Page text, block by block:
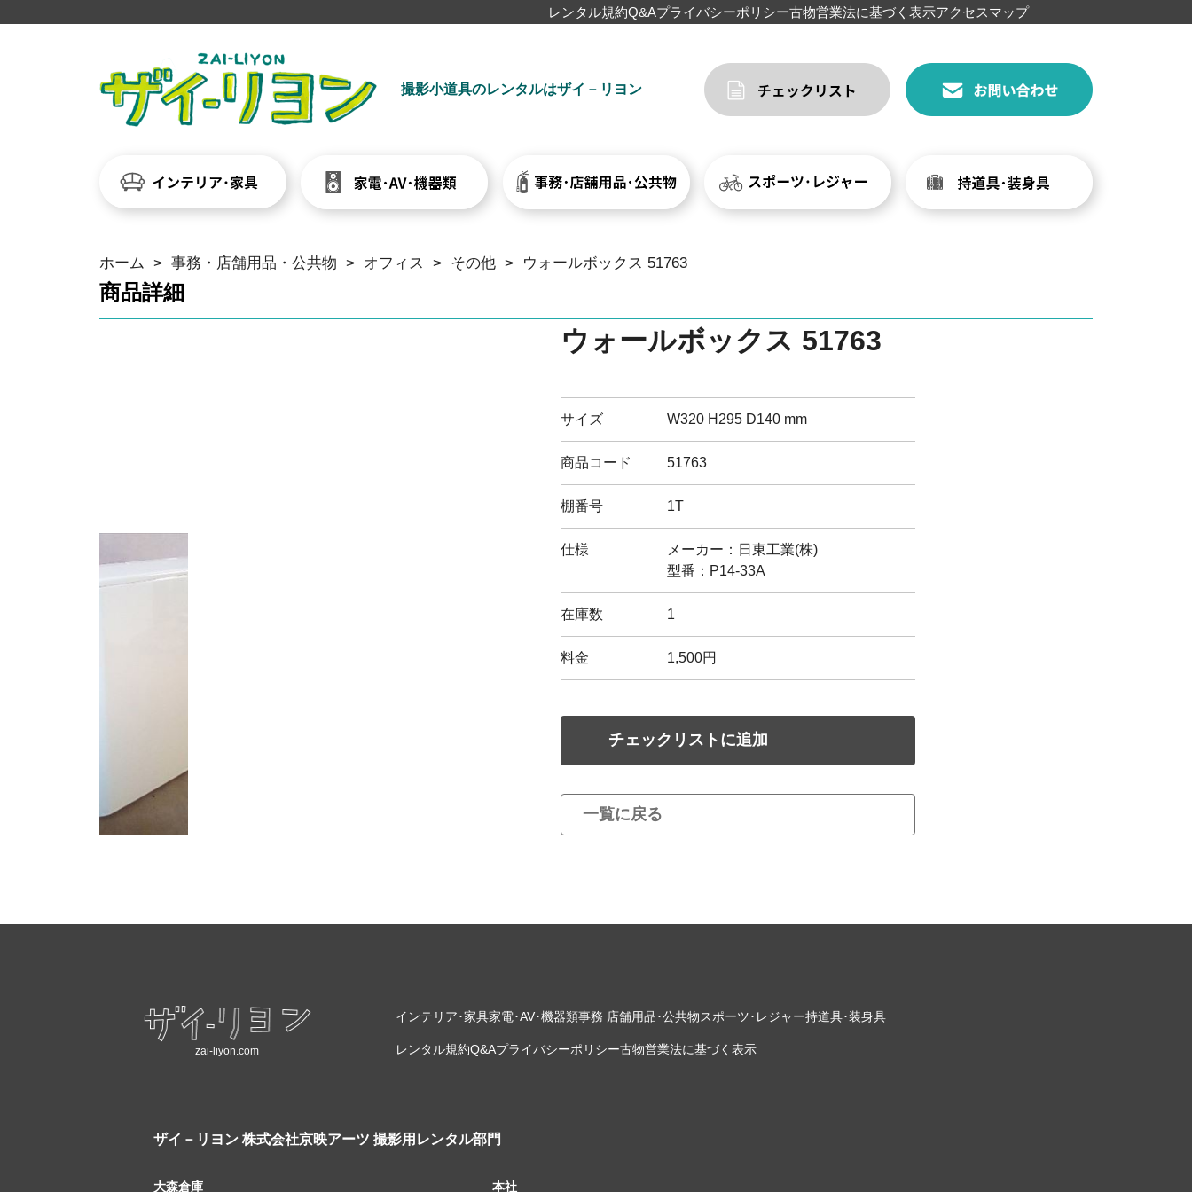
レンタル規約Q&Aプライバシーポリシー古物営業法に基づく表示アクセスマップ
撮影小道具のレンタルはザイ－リヨン
ホーム > 事務・店舗用品・公共物 > オフィス > その他 > ウォールボックス 51763
商品詳細
ウォールボックス 51763
サイズ W320 H295 D140 mm
商品コード 51763
棚番号 1T
仕様
メーカー：日東工業(株)
型番：P14-33A
在庫数 1
料金 1,500円
チェックリストに追加
一覧に戻る
zai-liyon.com
インテリア･家具家電･AV･機器類事務 店舗用品･公共物スポーツ･レジャー持道具･装身具
レンタル規約Q&Aプライバシーポリシー古物営業法に基づく表示
ザイ－リヨン 株式会社京映アーツ 撮影用レンタル部門
大森倉庫 本社